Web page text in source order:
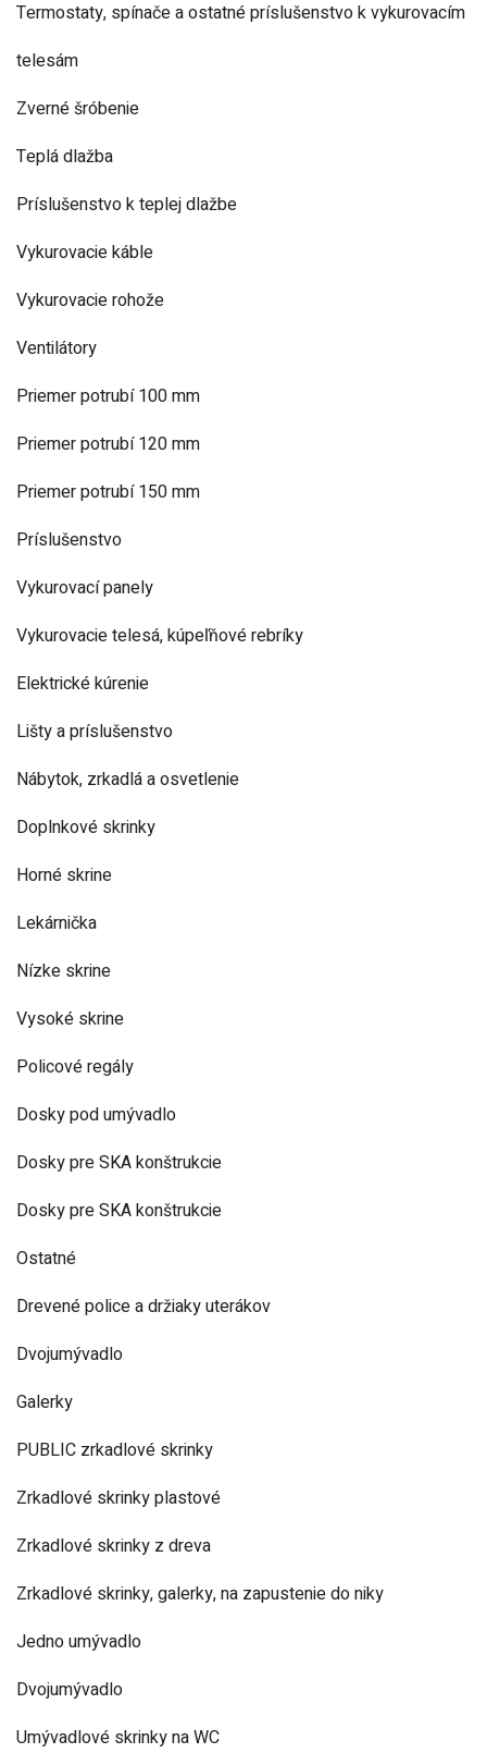
Termostaty, spínače a ostatné príslušenstvo k vykurovacím
telesám
Zverné šróbenie
Teplá dlažba
Príslušenstvo k teplej dlažbe
Vykurovacie káble
Vykurovacie rohože
Ventilátory
Priemer potrubí 100 mm
Priemer potrubí 120 mm
Priemer potrubí 150 mm
Príslušenstvo
Vykurovací panely
Vykurovacie telesá, kúpeľňové rebríky
Elektrické kúrenie
Lišty a príslušenstvo
Nábytok, zrkadlá a osvetlenie
Doplnkové skrinky
Horné skrine
Lekárnička
Nízke skrine
Vysoké skrine
Policové regály
Dosky pod umývadlo
Dosky pre SKA konštrukcie
Dosky pre SKA konštrukcie
Ostatné
Drevené police a držiaky uterákov
Dvojumývadlo
Galerky
PUBLIC zrkadlové skrinky
Zrkadlové skrinky plastové
Zrkadlové skrinky z dreva
Zrkadlové skrinky, galerky, na zapustenie do niky
Jedno umývadlo
Dvojumývadlo
Umývadlové skrinky na WC